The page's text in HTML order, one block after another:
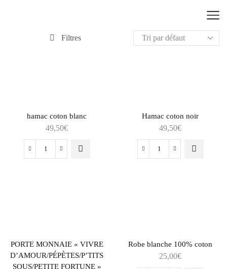
Filtres
hamac coton blanc
49,50€
Hamac coton noir
49,50€
PORTE MONNAIE « VIVRE
D’AMOUR/PÉPÈTES/P’TITS
SOUS/PETITE FORTUNE »
Robe blanche 100% coton
25,00€